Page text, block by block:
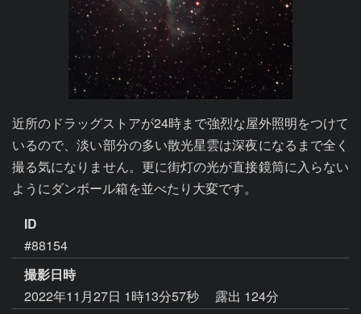
近所のドラッグストアが24時まで強烈な屋外照明をつけて
いるので、淡い部分の多い散光星雲は深夜になるまで全く
撮る気になりません。更に街灯の光が直接鏡筒に入らない
ようにダンボール箱を並べたり大変です。
ID
#88154
撮影日時
2022年11月27日 1時13分57秒
露出 124分